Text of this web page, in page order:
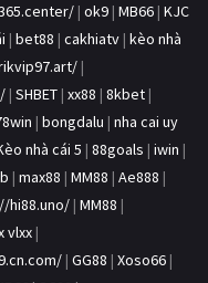
| ok9 | MB66 | KJC
| bet88 | cakhiatv | kèo nhà
|
| SHBET | xx88 | 8kbet |
| bongdalu | nha cai uy
nhà cái 5 | 88goals | iwin |
| max88 | MM88 | Ae888 |
hi88.uno/ | MM88 |
vlxx |
| GG88 | Xoso66 |